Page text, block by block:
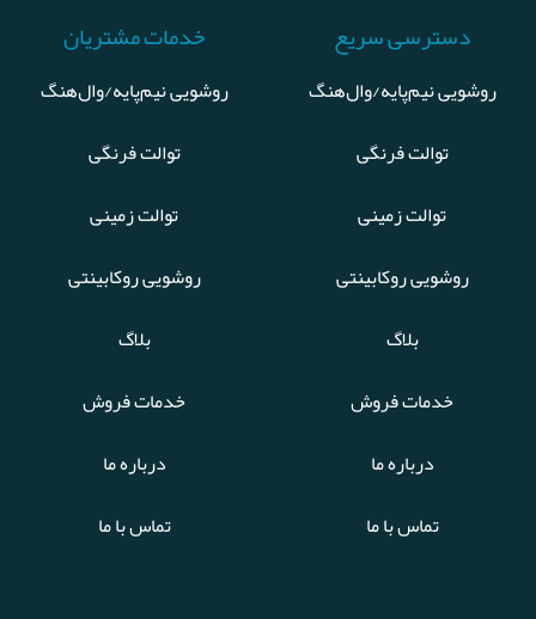
دسترسی سریع
روشویی نیم‌پایه/وال‌هنگ
توالت فرنگی
توالت زمینی
روشویی روکابینتی
بلاگ
خدمات فروش
درباره ما
تماس با ما
خدمات مشتریان
روشویی نیم‌پایه/وال‌هنگ
توالت فرنگی
توالت زمینی
روشویی روکابینتی
بلاگ
خدمات فروش
درباره ما
تماس با ما